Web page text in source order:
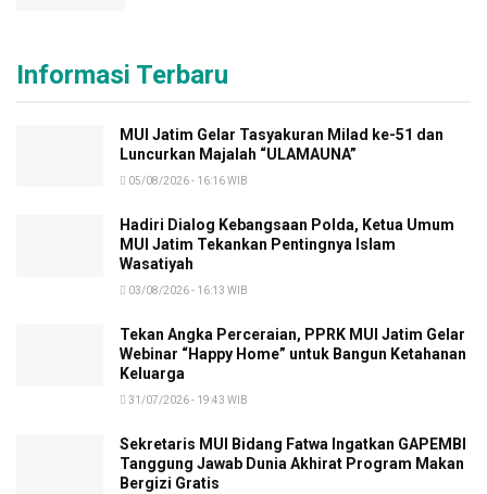
Informasi Terbaru
MUI Jatim Gelar Tasyakuran Milad ke-51 dan
Luncurkan Majalah “ULAMAUNA”
05/08/2026 - 16:16 WIB
Hadiri Dialog Kebangsaan Polda, Ketua Umum
MUI Jatim Tekankan Pentingnya Islam
Wasatiyah
03/08/2026 - 16:13 WIB
Tekan Angka Perceraian, PPRK MUI Jatim Gelar
Webinar “Happy Home” untuk Bangun Ketahanan
Keluarga
31/07/2026 - 19:43 WIB
Sekretaris MUI Bidang Fatwa Ingatkan GAPEMBI
Tanggung Jawab Dunia Akhirat Program Makan
Bergizi Gratis